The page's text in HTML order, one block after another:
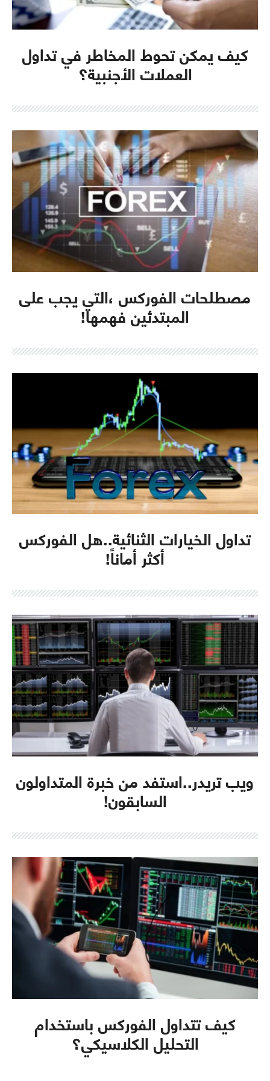
كيف يمكن تحوط المخاطر في تداول
العملات الأجنبية؟
مصطلحات الفوركس ،التي يجب على
المبتدئين فهمها!
تداول الخيارات الثنائية..هل الفوركس
أكثر أماناً!
ويب تريدر..استفد من خبرة المتداولون
السابقون!
كيف تتداول الفوركس باستخدام
التحليل الكلاسيكي؟